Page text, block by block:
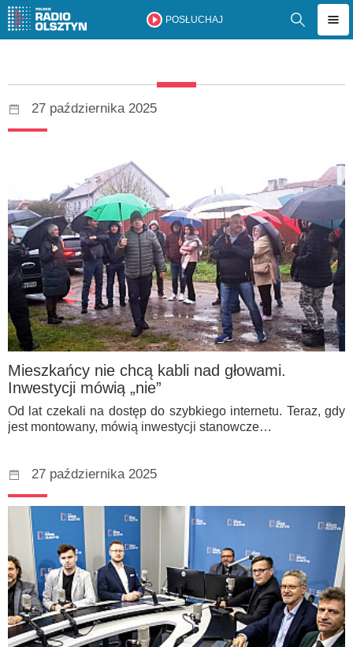
POSŁUCHAJ
27 października 2025
Mieszkańcy nie chcą kabli nad głowami.
Inwestycji mówią „nie”
Od lat czekali na dostęp do szybkiego internetu. Teraz, gdy
jest montowany, mówią inwestycji stanowcze…
27 października 2025